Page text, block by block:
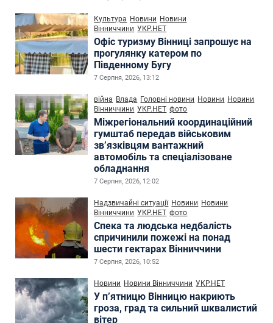
Культура Новини Новини
Вінниччини УКР.НЕТ
Офіс туризму Вінниці запрошує на
прогулянку катером по
Південному Бугу
7 Серпня, 2026, 13:12
війна Влада Головні новини Новини Новини
Вінниччини УКР.НЕТ фото
Міжрегіональний координаційний
гумштаб передав військовим
зв’язківцям вантажний
автомобіль та спеціалізоване
обладнання
7 Серпня, 2026, 12:02
Надзвичайні ситуації Новини Новини
Вінниччини УКР.НЕТ фото
Спека та людська недбалість
спричинили пожежі на понад
шести гектарах Вінниччини
7 Серпня, 2026, 10:52
Новини Новини Вінниччини УКР.НЕТ
У п’ятницю Вінницю накриють
гроза, град та сильний шквалистий
вітер